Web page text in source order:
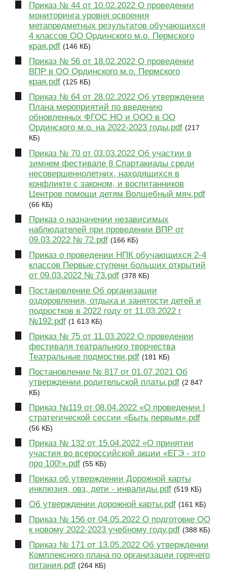
Приказ № 44 от 10.02.2022 О проведении
мониторинга уровня освоения
метапредметных результатов обучающихся
4 классов ОО Ординского м.о. Пермского
края.pdf (146 КБ)
Приказ № 56 от 18.02.2022 О проведении
ВПР в ОО Ординского м.о. Пермского
края.pdf (125 КБ)
Приказ № 64 от 28.02.2022 Об утверждении
Плана мероприятий по введению
обновленных ФГОС НО и ООО в ОО
Ординского м.о. на 2022-2023 годы.pdf (217
КБ)
Приказ № 70 от 03.03.2022 Об участии в
зимнем фестивале 8 Спартакиады среди
несовершеннолетних, находящихся в
конфликте с законом, и воспитанников
Центров помощи детям Волшебный мяч.pdf
(66 КБ)
Приказ о назначении независимых
наблюдателей при проведении ВПР от
09.03.2022 № 72.pdf (166 КБ)
Приказ о проведении НПК обучающихся 2-4
классов Первые ступени больших открытий
от 09.03.2022 № 73.pdf (378 КБ)
Постановление Об организации
оздоровления, отдыха и занятости детей и
подростков в 2022 году от 11.03.2022 г
№192.pdf (1 613 КБ)
Приказ № 75 от 11.03.2022 О проведении
фестиваля театрального творчества
Театральные подмостки.pdf (181 КБ)
Постановление № 817 от 01.07.2021 Об
утверждении родительской платы.pdf (2 847
КБ)
Приказ №119 от 08.04.2022 «О проведении I
стратегической сессии «Быть первым».pdf
(56 КБ)
Приказ № 132 от 15.04.2022 «О принятии
участия во всероссийской акции «ЕГЭ - это
про 100!».pdf (55 КБ)
Приказ об утверждении Дорожной карты
инклюзия, овз, дети - инвалиды.pdf (519 КБ)
Об утверждении дорожной карты.pdf (161 КБ)
Приказ № 156 от 04.05.2022 О подготовке ОО
к новому 2022-2023 учебному году.pdf (388 КБ)
Приказ № 171 от 13.05.2022 Об утверждении
Комплексного плана по организации горячего
питания.pdf (264 КБ)